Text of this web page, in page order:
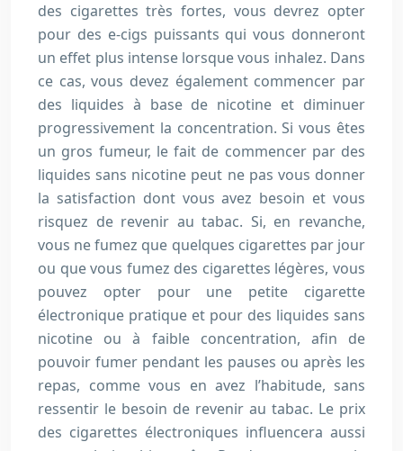
des cigarettes très fortes, vous devrez opter
pour des e-cigs puissants qui vous donneront
un effet plus intense lorsque vous inhalez. Dans
ce cas, vous devez également commencer par
des liquides à base de nicotine et diminuer
progressivement la concentration. Si vous êtes
un gros fumeur, le fait de commencer par des
liquides sans nicotine peut ne pas vous donner
la satisfaction dont vous avez besoin et vous
risquez de revenir au tabac. Si, en revanche,
vous ne fumez que quelques cigarettes par jour
ou que vous fumez des cigarettes légères, vous
pouvez opter pour une petite cigarette
électronique pratique et pour des liquides sans
nicotine ou à faible concentration, afin de
pouvoir fumer pendant les pauses ou après les
repas, comme vous en avez l’habitude, sans
ressentir le besoin de revenir au tabac. Le prix
des cigarettes électroniques influencera aussi